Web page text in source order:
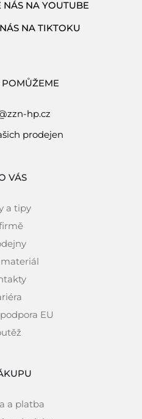
hp.cz
prodejen
VÁS
a tipy
EU
a platba
NÁS NA YOUTUBE
NA TIKTOKU